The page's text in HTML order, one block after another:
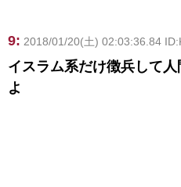
9: 2018/01/20(土) 02:03:36.84
イスラム系だけ徴兵して
よ